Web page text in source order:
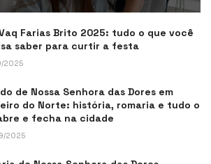
Farias Brito 2025: tudo o que você
saber para curtir a festa
2025
de Nossa Senhora das Dores em
do Norte: história, romaria e tudo o
e fecha na cidade
2025